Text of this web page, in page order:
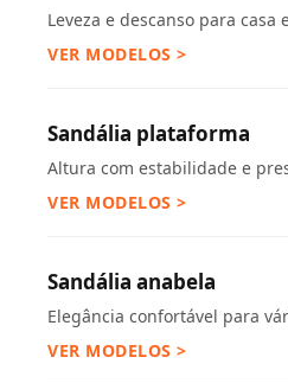
Leveza e descanso para casa
VER MODELOS >
Sandália plataforma
Altura com estabilidade e
VER MODELOS >
Sandália anabela
Elegância confortável para
VER MODELOS >